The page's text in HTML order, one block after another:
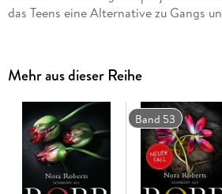
das Teens eine Alternative zu Gangs
Rochelle Pickering, deren eigener
Kurzem aus dem Milieu ausgestiegen
schockierender ist die Nachricht von
einer Überdosis. Eve ist schnell klar,
eiskalten Auftragsmord handelt. Ist
an seine Schwester - und damit auch
Mehr aus dieser Reihe
Band 53